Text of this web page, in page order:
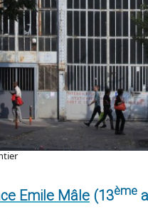
Emile Mâle (13ème